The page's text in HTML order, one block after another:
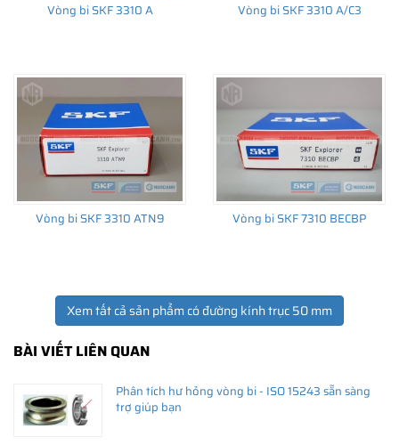
Vòng bi SKF 3310 A Vòng bi SKF 3310 A/C3
Vòng bi SKF 3310 ATN9 Vòng bi SKF 7310 BECBP
Xem tất cả sản phẩm có đường kính trục 50 mm
BÀI VIẾT LIÊN QUAN
Phân tích hư hỏng vòng bi - ISO 15243 sẵn sàng
trợ giúp bạn